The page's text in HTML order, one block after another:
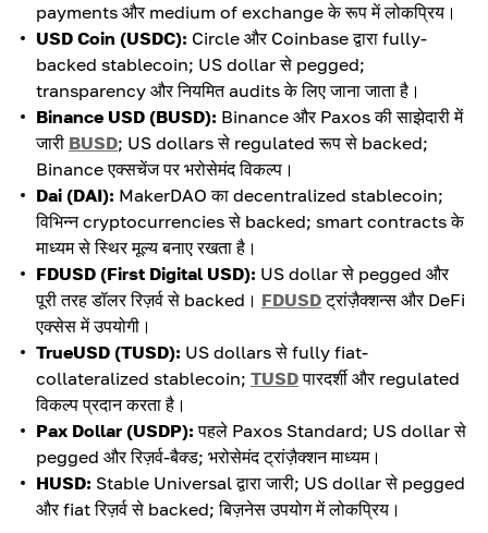
payments और medium of exchange के रूप में लोकप्रिय।
USD Coin (USDC): Circle और Coinbase द्वारा fully-
backed stablecoin; US dollar से pegged;
transparency और नियमित audits के लिए जाना जाता है।
Binance USD (BUSD): Binance और Paxos की साझेदारी में
जारी BUSD; US dollars से regulated रूप से backed;
Binance एक्सचेंज पर भरोसेमंद विकल्प।
Dai (DAI): MakerDAO का decentralized stablecoin;
विभिन्न cryptocurrencies से backed; smart contracts के
माध्यम से स्थिर मूल्य बनाए रखता है।
FDUSD (First Digital USD): US dollar से pegged और
पूरी तरह डॉलर रिज़र्व से backed। FDUSDट्रांज़ैक्शन्स और DeFi
एक्सेस में उपयोगी।
TrueUSD (TUSD): US dollars से fully fiat-
collateralized stablecoin; TUSDपारदर्शी और regulated
विकल्प प्रदान करता है।
Pax Dollar (USDP): पहले Paxos Standard; US dollar से
pegged और रिज़र्व-बैक्ड; भरोसेमंद ट्रांज़ैक्शन माध्यम।
HUSD: Stable Universal द्वारा जारी; US dollar से pegged
और fiat रिज़र्व से backed; बिज़नेस उपयोग में लोकप्रिय।